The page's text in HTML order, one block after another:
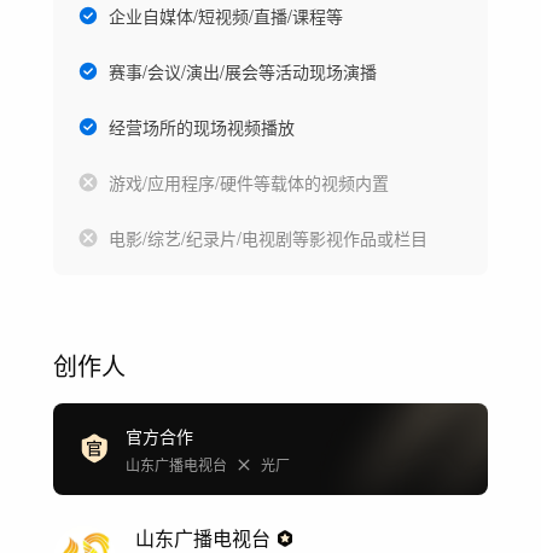
企业自媒体/短视频/直播/课程等
赛事/会议/演出/展会等活动现场演播
经营场所的现场视频播放
游戏/应用程序/硬件等载体的视频内置
电影/综艺/纪录片/电视剧等影视作品或栏目
创作人
官方合作
山东广播电视台 光厂
山东广播电视台